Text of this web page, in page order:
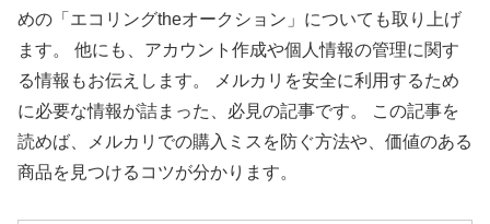
めの「エコリングtheオークション」についても取り上げ
ます。 他にも、アカウント作成や個人情報の管理に関す
る情報もお伝えします。 メルカリを安全に利用するため
に必要な情報が詰まった、必見の記事です。 この記事を
読めば、メルカリでの購入ミスを防ぐ方法や、価値のある
商品を見つけるコツが分かります。